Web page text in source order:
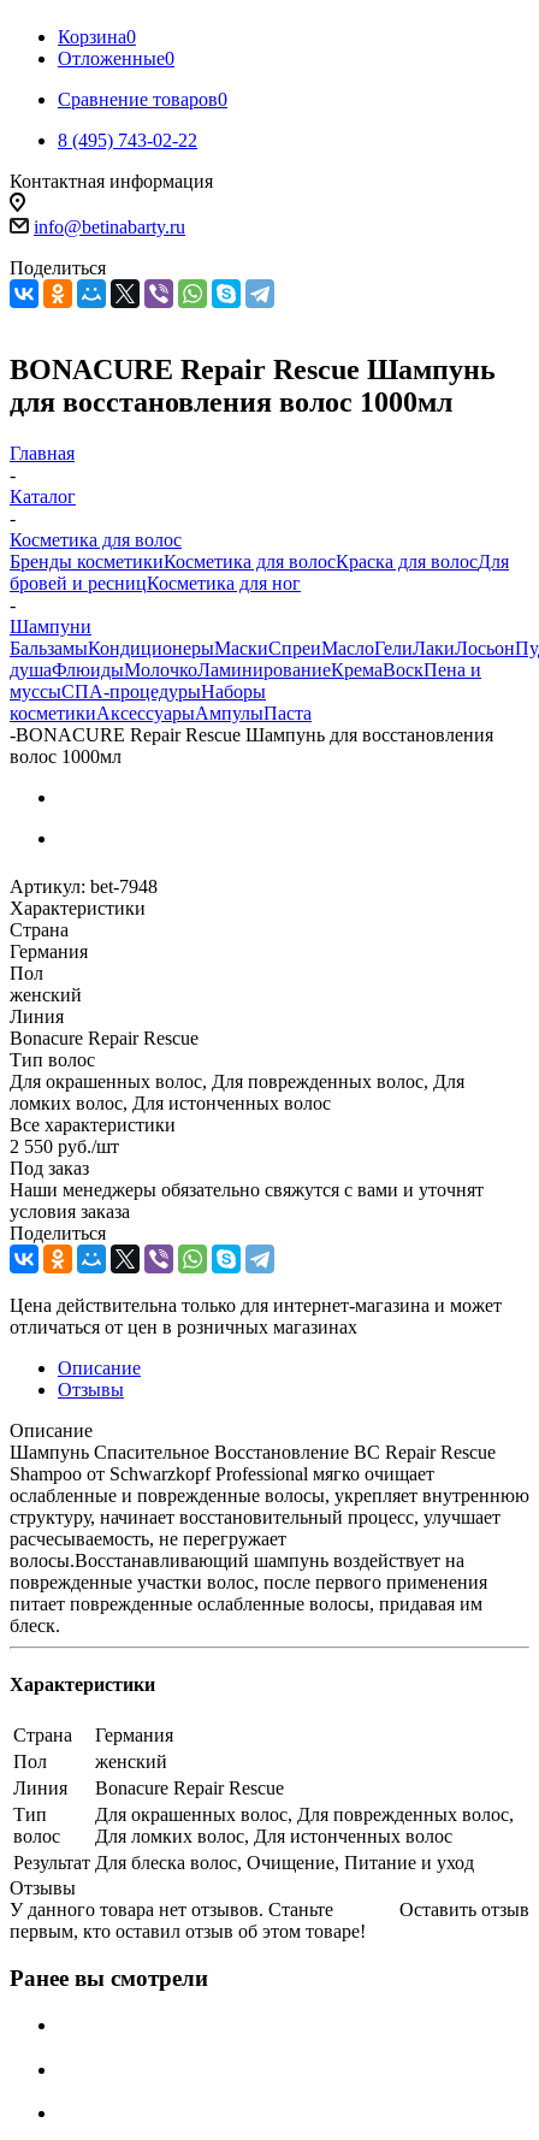
Корзина0
Отложенные0
Сравнение товаров0
8 (495) 743-02-22
Контактная информация
info@betinabarty.ru
Поделиться
BONACURE Repair Rescue Шампунь
для восстановления волос 1000мл
Главная
-
Каталог
-
Косметика для волос
Бренды косметикиКосметика для волосКраска для волосДля
бровей и ресницКосметика для ног
-
Шампуни
БальзамыКондиционерыМаскиСпреиМаслоГелиЛакиЛосьон
душаФлюидыМолочкоЛаминированиеКремаВоскПена и
муссыСПА-процедурыНаборы
косметикиАксессуарыАмпулыПаста
-BONACURE Repair Rescue Шампунь для восстановления
волос 1000мл
Артикул: bet-7948
Характеристики
Страна
Германия
Пол
женский
Линия
Bonacure Repair Rescue
Тип волос
Для окрашенных волос, Для поврежденных волос, Для
ломких волос, Для истонченных волос
Все характеристики
2 550 руб./шт
Под заказ
Наши менеджеры обязательно свяжутся с вами и уточнят
условия заказа
Поделиться
Цена действительна только для интернет-магазина и может
отличаться от цен в розничных магазинах
Описание
Отзывы
Описание
Шампунь Спасительное Восстановление BC Repair Rescue
Shampoo от Schwarzkopf Professional мягко очищает
ослабленные и поврежденные волосы, укрепляет внутреннюю
структуру, начинает восстановительный процесс, улучшает
расчесываемость, не перегружает
волосы.Восстанавливающий шампунь воздействует на
поврежденные участки волос, после первого применения
питает поврежденные ослабленные волосы, придавая им
блеск.
Характеристики
Страна
Германия
Пол
женский
Линия
Bonacure Repair Rescue
Тип
волос
Для окрашенных волос, Для поврежденных волос,
Для ломких волос, Для истонченных волос
Результат Для блеска волос, Очищение, Питание и уход
Отзывы
Оставить отзыв
У данного товара нет отзывов. Станьте
первым, кто оставил отзыв об этом товаре!
Ранее вы смотрели